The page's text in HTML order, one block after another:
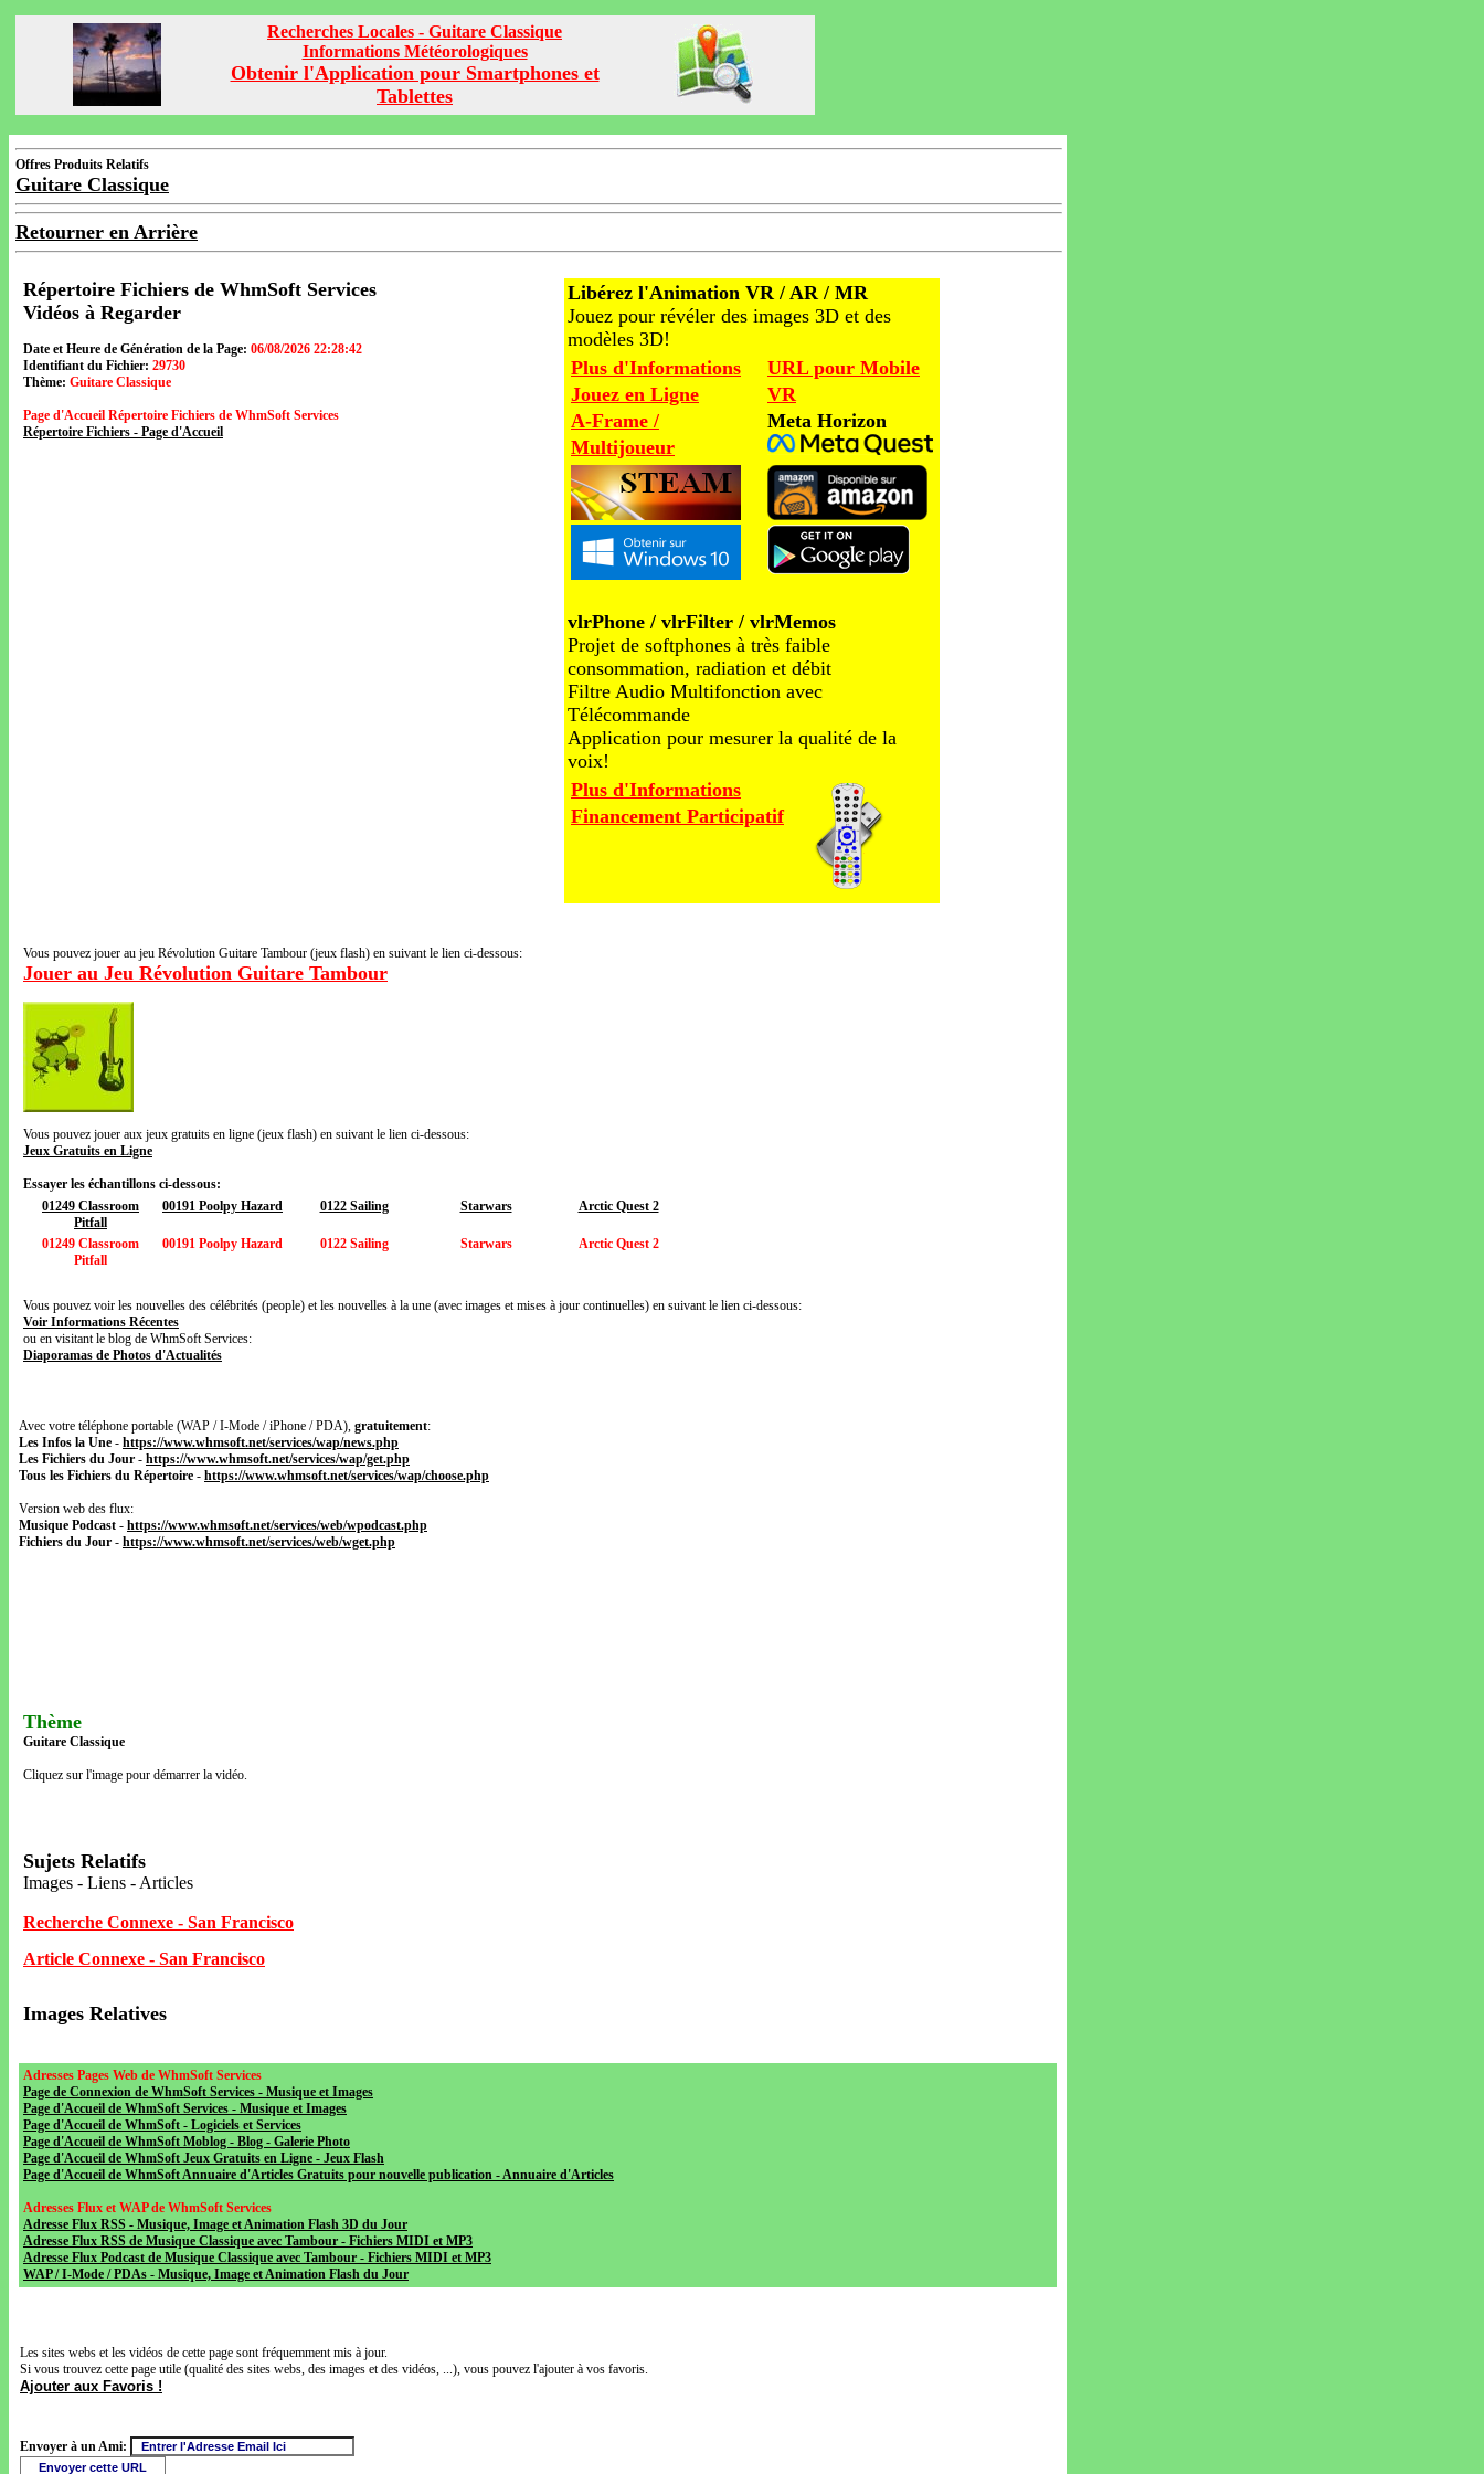
Recherches Locales - Guitare Classique
Informations Météorologiques
Obtenir l'Application pour Smartphones et
Tablettes
Offres Produits Relatifs
Guitare Classique
Retourner en Arrière
Répertoire Fichiers de WhmSoft Services
Vidéos à Regarder
Date et Heure de Génération de la Page: 06/08/2026 22:28:42
Identifiant du Fichier: 29730
Thème: Guitare Classique
Page d'Accueil Répertoire Fichiers de WhmSoft Services
Répertoire Fichiers - Page d'Accueil
Libérez l'Animation VR / AR / MR
Jouez pour révéler des images 3D et des
modèles 3D!
Plus d'Informations
Jouez en Ligne
A-Frame /
Multijoueur
URL pour Mobile
VR
Meta Horizon
vlrPhone / vlrFilter / vlrMemos
Projet de softphones à très faible
consommation, radiation et débit
Filtre Audio Multifonction avec
Télécommande
Application pour mesurer la qualité de la
voix!
Plus d'Informations
Financement Participatif
Vous pouvez jouer au jeu Révolution Guitare Tambour (jeux flash) en suivant le lien ci-dessous:
Jouer au Jeu Révolution Guitare Tambour
Vous pouvez jouer aux jeux gratuits en ligne (jeux flash) en suivant le lien ci-dessous:
Jeux Gratuits en Ligne
Essayer les échantillons ci-dessous:
01249 Classroom
Pitfall
00191 Poolpy Hazard 0122 Sailing Starwars Arctic Quest 2
01249 Classroom
Pitfall
00191 Poolpy Hazard 0122 Sailing Starwars Arctic Quest 2
Vous pouvez voir les nouvelles des célébrités (people) et les nouvelles à la une (avec images et mises à jour continuelles) en suivant le lien ci-dessous:
Voir Informations Récentes
ou en visitant le blog de WhmSoft Services:
Diaporamas de Photos d'Actualités
Avec votre téléphone portable (WAP / I-Mode / iPhone / PDA), gratuitement:
Les Infos la Une - https://www.whmsoft.net/services/wap/news.php
Les Fichiers du Jour - https://www.whmsoft.net/services/wap/get.php
Tous les Fichiers du Répertoire - https://www.whmsoft.net/services/wap/choose.php
Version web des flux:
Musique Podcast - https://www.whmsoft.net/services/web/wpodcast.php
Fichiers du Jour - https://www.whmsoft.net/services/web/wget.php
Thème
Guitare Classique
Cliquez sur l'image pour démarrer la vidéo.
Sujets Relatifs
Images - Liens - Articles
Recherche Connexe - San Francisco
Article Connexe - San Francisco
Images Relatives
Adresses Pages Web de WhmSoft Services
Page de Connexion de WhmSoft Services - Musique et Images
Page d'Accueil de WhmSoft Services - Musique et Images
Page d'Accueil de WhmSoft - Logiciels et Services
Page d'Accueil de WhmSoft Moblog - Blog - Galerie Photo
Page d'Accueil de WhmSoft Jeux Gratuits en Ligne - Jeux Flash
Page d'Accueil de WhmSoft Annuaire d'Articles Gratuits pour nouvelle publication - Annuaire d'Articles
Adresses Flux et WAP de WhmSoft Services
Adresse Flux RSS - Musique, Image et Animation Flash 3D du Jour
Adresse Flux RSS de Musique Classique avec Tambour - Fichiers MIDI et MP3
Adresse Flux Podcast de Musique Classique avec Tambour - Fichiers MIDI et MP3
WAP / I-Mode / PDAs - Musique, Image et Animation Flash du Jour
Les sites webs et les vidéos de cette page sont fréquemment mis à jour.
Si vous trouvez cette page utile (qualité des sites webs, des images et des vidéos, ...), vous pouvez l'ajouter à vos favoris.
Ajouter aux Favoris !
Envoyer à un Ami: